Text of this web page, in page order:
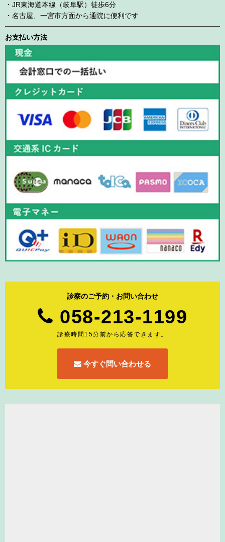
・JR東海道本線（岐阜駅）徒歩6分
・名古屋、一宮市方面から通院に便利です
お支払い方法
診察のご予約・お問い合わせ
058-213-1199
診療時間15分前から応答できます。
今すぐ問い合わせる